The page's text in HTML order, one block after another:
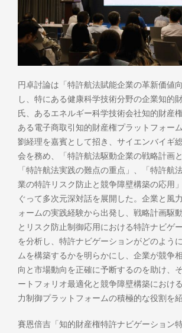
円卓討論は「特許航法賦能企業の革新価値
し、特にある健康科学技術分野の企業知的
氏、あるエネルギー科学技術会社知的財産
ある電子商取引知的財産権プラットフォー
劉経理を嘉賓として招き、サイエンバイギ
会を務め、「特許航法駆動企業の戦略計画
「特許航法実践の難点の重点」、「特許航
業の特許リスク防止と競争障壁構築の応用
ぐって多次元深対話を展開した。企業と風
ォームの実践経験から出発し、戦略計画駆
とリスク防止制御応用における特許ナビゲ
を分析し、特許ナビゲーションがどのよう
ムを構築するかを明らかにし、企業が競争
向と市場動向を正確に予断するのを助け、
ートフォリオ最適化と競争障壁構築におけ
力制御プラットフォームの積極的な役割を紹
賽恩倍吉「知的財産権特許ナビゲーション